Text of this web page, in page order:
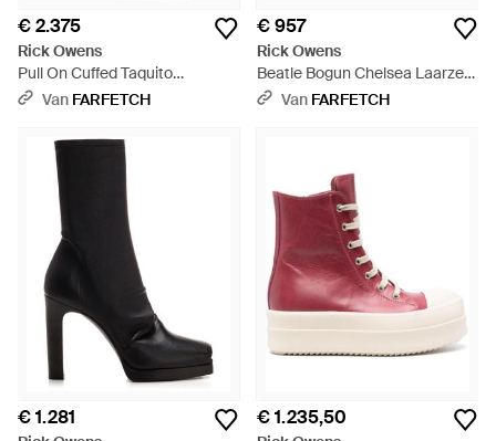
€ 2.375
Rick Owens
Pull On Cuffed Taquito
Enkellaarzen - Zwart
Van FARFETCH
€ 957
Rick Owens
Beatle Bogun Chelsea Laarzen
- Bruin
Van FARFETCH
€ 1.281 € 1.235,50